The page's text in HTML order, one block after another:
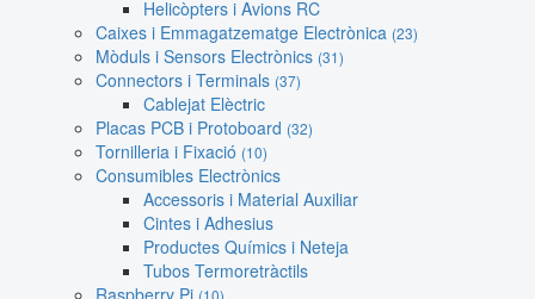
Helicòpters i Avions RC
Caixes i Emmagatzematge Electrònica (23)
Mòduls i Sensors Electrònics (31)
Connectors i Terminals (37)
Cablejat Elèctric
Placas PCB i Protoboard (32)
Tornilleria i Fixació (10)
Consumibles Electrònics
Accessoris i Material Auxiliar
Cintes i Adhesius
Productes Químics i Neteja
Tubos Termoretràctils
Raspberry Pi (10)